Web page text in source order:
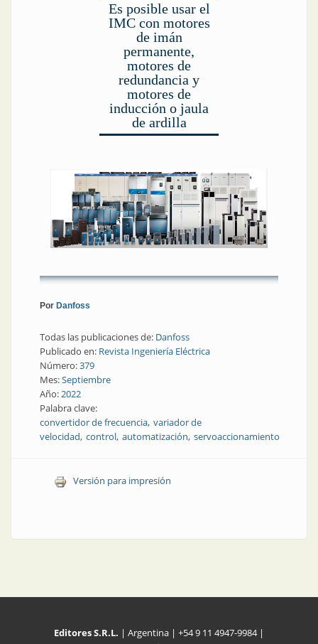
Es posible usar el
IMC con motores
de imán
permanente,
motores de
redundancia y
motores de
inducción o jaula
de ardilla
Por Danfoss
Todas las publicaciones de: Danfoss
Publicado en: Revista Ingeniería Eléctrica
Número:379
Mes:Septiembre
Año:2022
Palabra clave:
convertidor de frecuencia variador de
velocidad control automatización servoaccionamiento
Versión para impresión
Editores S.R.L. | Argentina | +54 9 11 4947-9984 |